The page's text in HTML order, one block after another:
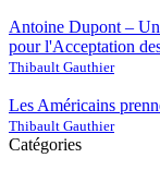
Antoine Dupont –
pour l'Acceptation
Thibault Gauthier
Les Américains
Thibault Gauthier
Catégories